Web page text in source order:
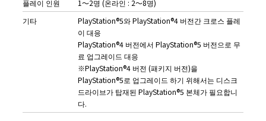
플레이 인원
1～2명 (온라인 : 2～8명)
기타
PlayStation®5와 PlayStation®4 버전간 크로스 플레
이 대응
PlayStation®4 버전에서 PlayStation®5 버전으로 무
료 업그레이드 대응
※PlayStation®4 버전 (패키지 버전)을
PlayStation®5로 업그레이드 하기 위해서는 디스크
드라이브가 탑재된 PlayStation®5 본체가 필요합니
다.